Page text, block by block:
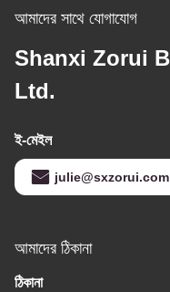
আমাদের সাথে যোগাযোগ
Shanxi Zorui
Ltd.
ই-মেইল
julie@sxzorui.com
আমাদের ঠিকানা
ঠিকানা